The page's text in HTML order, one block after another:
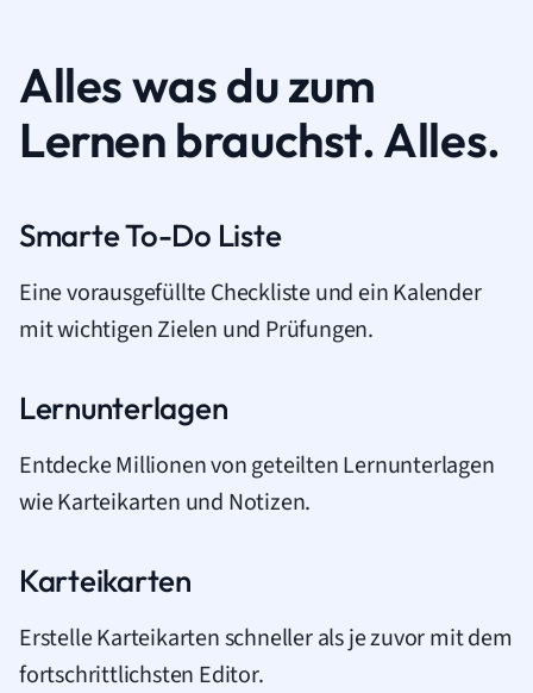
Alles was du zum
Lernen brauchst. Alles.
Smarte To-Do Liste
Eine vorausgefüllte Checkliste und ein Kalender
mit wichtigen Zielen und Prüfungen.
Lernunterlagen
Entdecke Millionen von geteilten Lernunterlagen
wie Karteikarten und Notizen.
Karteikarten
Erstelle Karteikarten schneller als je zuvor mit dem
fortschrittlichsten Editor.